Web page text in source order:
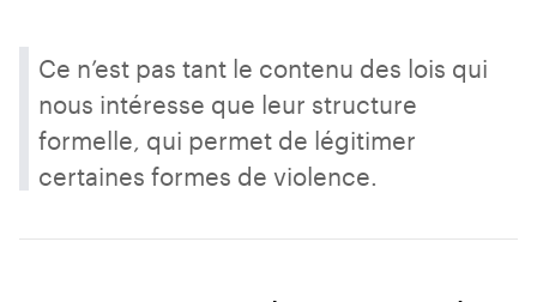
Ce n’est pas tant le contenu des lois qui
nous intéresse que leur structure
formelle, qui permet de légitimer
certaines formes de violence.